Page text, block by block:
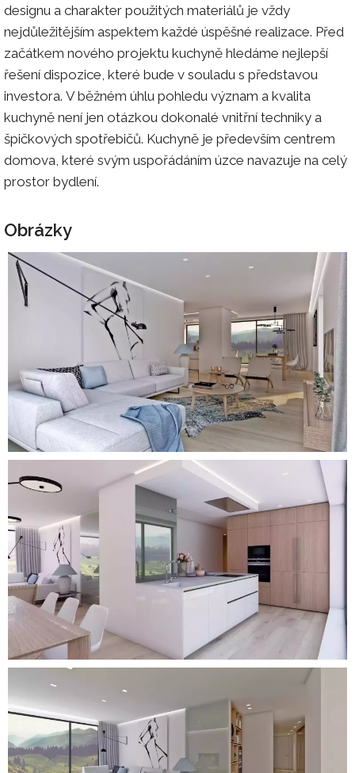
designu a charakter použitých materiálů je vždy
nejdůležitějším aspektem každé úspěšné realizace. Před
začátkem nového projektu kuchyně hledáme nejlepší
řešení dispozice, které bude v souladu s představou
investora. V běžném úhlu pohledu význam a kvalita
kuchyně není jen otázkou dokonalé vnitřní techniky a
špičkových spotřebičů. Kuchyně je především centrem
domova, které svým uspořádáním úzce navazuje na celý
prostor bydlení.
Obrázky